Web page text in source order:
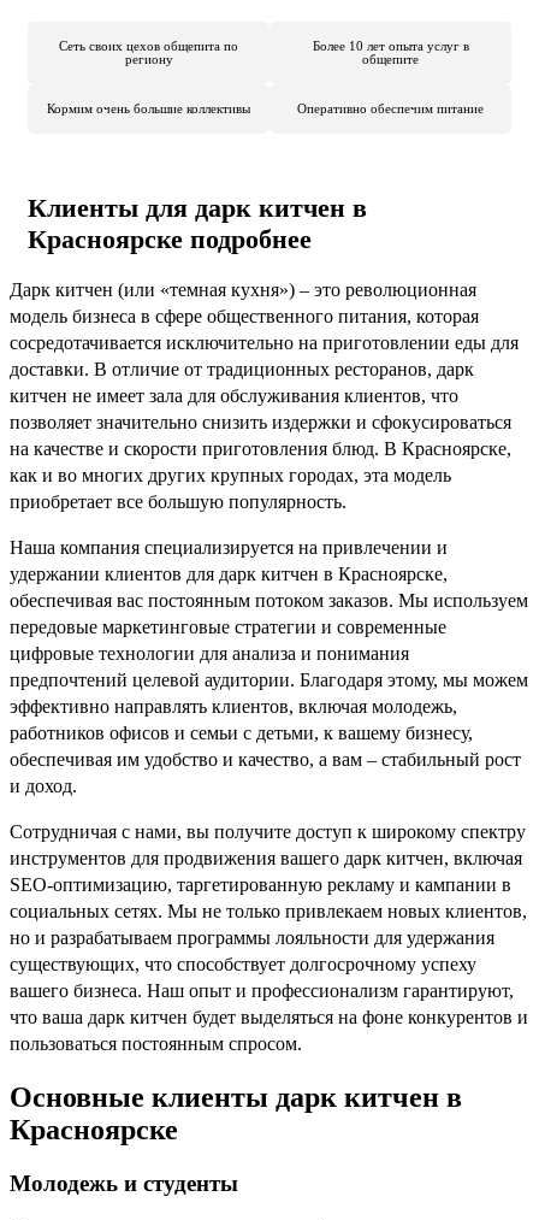
Сеть своих цехов общепита по
региону
Более 10 лет опыта услуг в
общепите
Кормим очень большие коллективы Оперативно обеспечим питание
Клиенты для дарк китчен в
Красноярске подробнее
Дарк китчен (или «темная кухня») – это революционная
модель бизнеса в сфере общественного питания, которая
сосредотачивается исключительно на приготовлении еды для
доставки. В отличие от традиционных ресторанов, дарк
китчен не имеет зала для обслуживания клиентов, что
позволяет значительно снизить издержки и сфокусироваться
на качестве и скорости приготовления блюд. В Красноярске,
как и во многих других крупных городах, эта модель
приобретает все большую популярность.
Наша компания специализируется на привлечении и
удержании клиентов для дарк китчен в Красноярске,
обеспечивая вас постоянным потоком заказов. Мы используем
передовые маркетинговые стратегии и современные
цифровые технологии для анализа и понимания
предпочтений целевой аудитории. Благодаря этому, мы можем
эффективно направлять клиентов, включая молодежь,
работников офисов и семьи с детьми, к вашему бизнесу,
обеспечивая им удобство и качество, а вам – стабильный рост
и доход.
Сотрудничая с нами, вы получите доступ к широкому спектру
инструментов для продвижения вашего дарк китчен, включая
SEO-оптимизацию, таргетированную рекламу и кампании в
социальных сетях. Мы не только привлекаем новых клиентов,
но и разрабатываем программы лояльности для удержания
существующих, что способствует долгосрочному успеху
вашего бизнеса. Наш опыт и профессионализм гарантируют,
что ваша дарк китчен будет выделяться на фоне конкурентов и
пользоваться постоянным спросом.
Основные клиенты дарк китчен в
Красноярске
Молодежь и студенты